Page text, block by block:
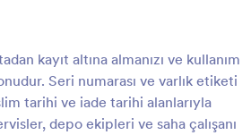
kayıt altına almanızı ve kullanım
Seri numarası ve varlık etiketi
tarihi ve iade tarihi alanlarıyla
depo ekipleri ve saha çalışanı
: